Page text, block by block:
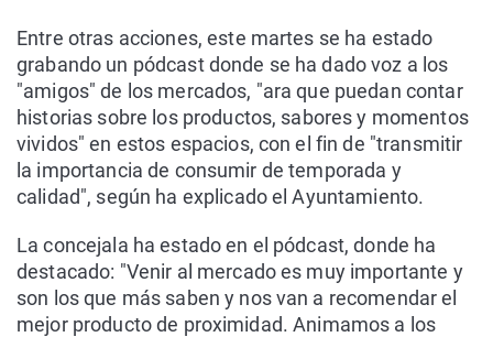
Entre otras acciones, este martes se ha estado
grabando un pódcast donde se ha dado voz a los
"amigos" de los mercados, "ara que puedan contar
historias sobre los productos, sabores y momentos
vividos" en estos espacios, con el fin de "transmitir
la importancia de consumir de temporada y
calidad", según ha explicado el Ayuntamiento.
La concejala ha estado en el pódcast, donde ha
destacado: "Venir al mercado es muy importante y
son los que más saben y nos van a recomendar el
mejor producto de proximidad. Animamos a los